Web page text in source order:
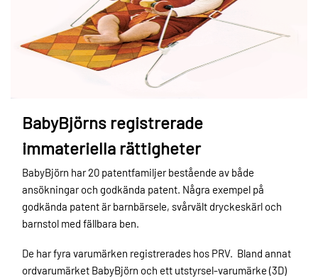
BabyBjörns registrerade
immateriella rättigheter
BabyBjörn har 20 patentfamiljer bestående av både
ansökningar och godkända patent. Några exempel på
godkända patent är barnbärsele, svårvält dryckeskärl och
barnstol med fällbara ben.
De har fyra varumärken registrerades hos PRV. Bland annat
ordvarumärket BabyBjörn och ett utstyrsel-varumärke (3D)